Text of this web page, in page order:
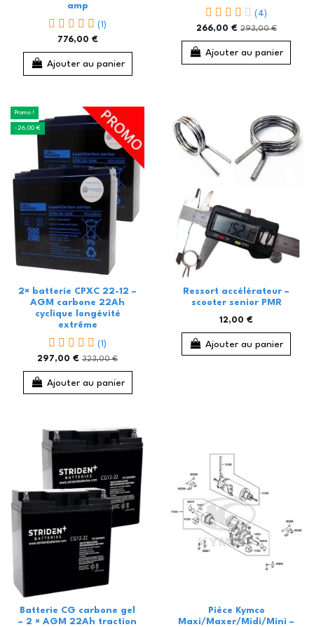
amp
(1)
776,00 €
Ajouter au panier
(4)
266,00 €293,00 €
Ajouter au panier
Promo !
-26,00 €
2× batterie CPXC 22-12 –
AGM carbone 22Ah
cyclique longévité
extrême
(1)
297,00 €323,00 €
Ajouter au panier
Ressort accélérateur –
scooter senior PMR
12,00 €
Ajouter au panier
Batterie CG carbone gel
– 2 × AGM 22Ah traction
Pièce Kymco
Maxi/Maxer/Midi/Mini –